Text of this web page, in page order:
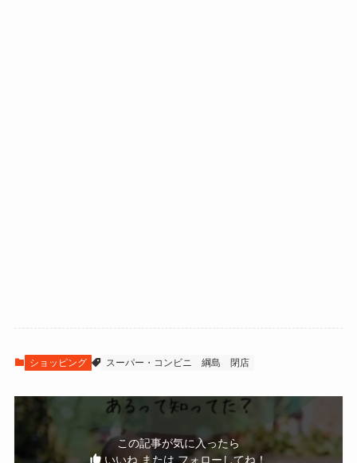
ショッピング スーパー・コンビニ 綱島 閉店
この記事が気に入ったら
いいね または フォローしてね！